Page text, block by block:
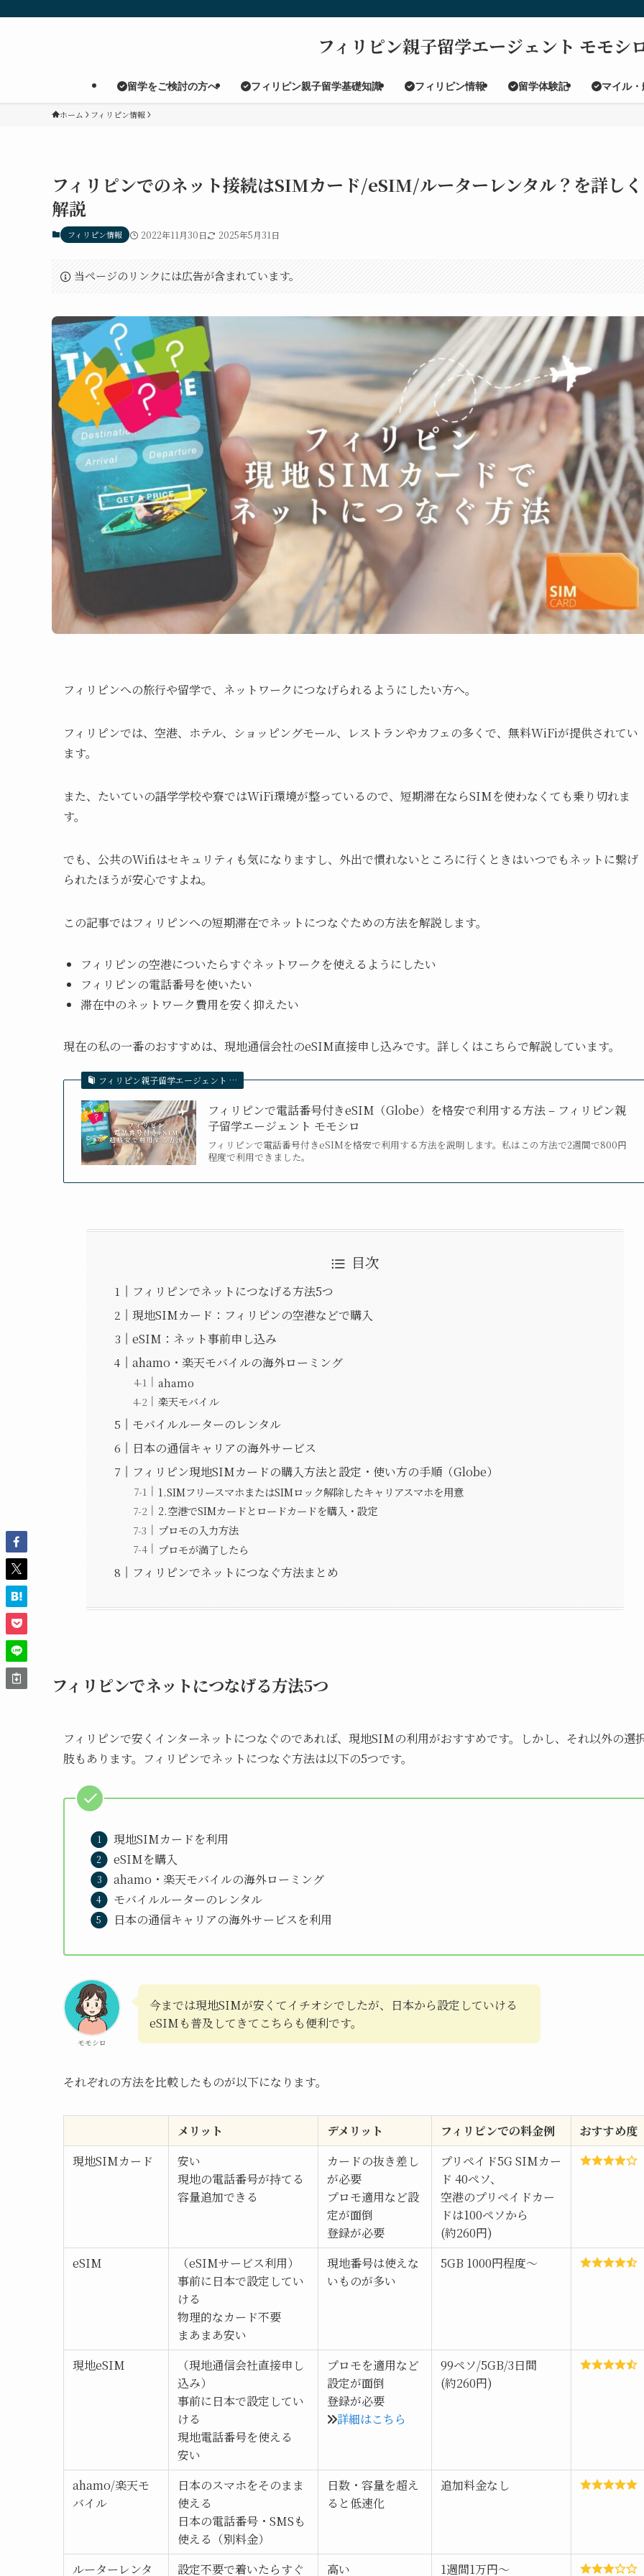
フィリピン親子留学エージェント モモシ
留学をご検討の方へ フィリピン親子留学基礎知識 フィリピン情報 留学体験記 マイル
ホーム フィリピン情報
フィリピンでのネット接続はSIMカード/eSIM/ルーターレンタル？を詳しく
解説
フィリピン情報 2022年11月30日 2025年5月31日
当ページのリンクには広告が含まれています。
フィリピンへの旅行や留学で、ネットワークにつなげられるようにしたい方へ。
フィリピンでは、空港、ホテル、ショッピングモール、レストランやカフェの多くで、無料WiFiが提供されてい
ます。
また、たいていの語学学校や寮ではWiFi環境が整っているので、短期滞在ならSIMを使わなくても乗り切れま
す。
でも、公共のWifiはセキュリティも気になりますし、外出で慣れないところに行くときはいつでもネットに繋げ
られたほうが安心ですよね。
この記事ではフィリピンへの短期滞在でネットにつなぐための方法を解説します。
フィリピンの空港についたらすぐネットワークを使えるようにしたい
フィリピンの電話番号を使いたい
滞在中のネットワーク費用を安く抑えたい
現在の私の一番のおすすめは、現地通信会社のeSIM直接申し込みです。詳しくはこちらで解説しています。
フィリピン親子留学エージェント …
フィリピンで電話番号付きeSIM（Globe）を格安で利用する方法 – フィリピン親
子留学エージェント モモシロ
フィリピンで電話番号付きeSIMを格安で利用する方法を説明します。私はこの方法で2週間で800円
程度で利用できました。
目次
フィリピンでネットにつなげる方法5つ
現地SIMカード：フィリピンの空港などで購入
eSIM：ネット事前申し込み
ahamo・楽天モバイルの海外ローミング
ahamo
楽天モバイル
モバイルルーターのレンタル
日本の通信キャリアの海外サービス
フィリピン現地SIMカードの購入方法と設定・使い方の手順（Globe）
1.SIMフリースマホまたはSIMロック解除したキャリアスマホを用意
2.空港でSIMカードとロードカードを購入・設定
プロモの入力方法
プロモが満了したら
フィリピンでネットにつなぐ方法まとめ
フィリピンでネットにつなげる方法5つ
フィリピンで安くインターネットにつなぐのであれば、現地SIMの利用がおすすめです。しかし、それ以外の選
肢もあります。フィリピンでネットにつなぐ方法は以下の5つです。
現地SIMカードを利用
eSIMを購入
ahamo・楽天モバイルの海外ローミング
モバイルルーターのレンタル
日本の通信キャリアの海外サービスを利用
モモシロ
今までは現地SIMが安くてイチオシでしたが、日本から設定していける
eSIMも普及してきてこちらも便利です。
それぞれの方法を比較したものが以下になります。
メリット デメリット フィリピンでの料金例
おすすめ度
現地SIMカード
安い
現地の電話番号が持てる
容量追加できる
カードの抜き差し
が必要
プロモ適用など設
定が面倒
登録が必要
プリペイド5G SIMカー
ド 40ペソ、
空港のプリペイドカー
ドは100ペソから
(約260円)
eSIM
（eSIMサービス利用）
事前に日本で設定してい
ける
物理的なカード不要
まあまあ安い
現地番号は使えな
いものが多い
5GB 1000円程度～
現地eSIM
（現地通信会社直接申し
込み）
事前に日本で設定してい
ける
現地電話番号を使える
安い
プロモを適用など
設定が面倒
登録が必要
詳細はこちら
99ペソ/5GB/3日間
(約260円)
ahamo/楽天モ
バイル
日本のスマホをそのまま
使える
日本の電話番号・SMSも
使える（別料金）
日数・容量を超え
ると低速化
追加料金なし
ルーターレンタ 設定不要で着いたらすぐ 高い 1週間1万円～